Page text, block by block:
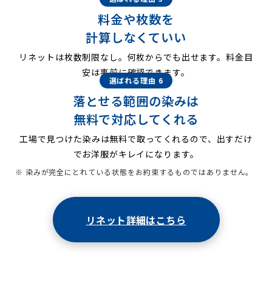
料金や枚数を
計算しなくていい
リネットは枚数制限なし。何枚からでも出せます。料金目
安は事前に確認できます。
選ばれる理由 6
落とせる範囲の染みは
無料で対応してくれる
工場で見つけた染みは無料で取ってくれるので、出すだけ
でお洋服がキレイになります。
※ 染みが完全にとれている状態をお約束するものではありません。
リネット詳細はこちら